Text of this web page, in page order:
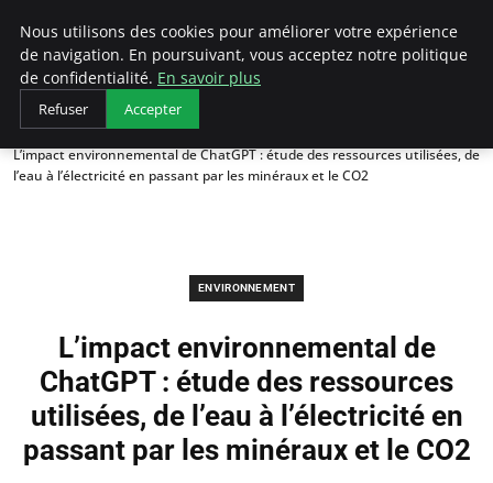
Arcticclimateemergency
Accueil
Environnement
L’impact environnemental de ChatGPT : étude des ressources utilisées, de
l’eau à l’électricité en passant par les minéraux et le CO2
ENVIRONNEMENT
L’impact environnemental de
ChatGPT : étude des ressources
utilisées, de l’eau à l’électricité en
passant par les minéraux et le CO2
Nous utilisons des cookies pour améliorer votre expérience
de navigation. En poursuivant, vous acceptez notre politique
de confidentialité. En savoir plus
Refuser Accepter